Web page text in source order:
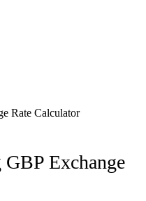
Rate Calculator
Exchange